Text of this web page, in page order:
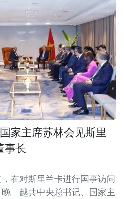
家主席苏林会见斯里
事长
在对斯里兰卡进行国事访问
，越共中央总书记、国家主